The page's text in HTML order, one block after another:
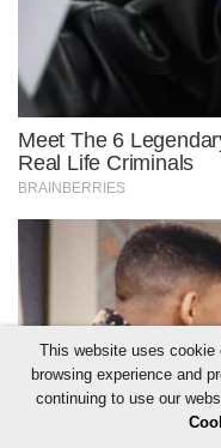
This website uses cookie
browsing experience and
continuing to use our